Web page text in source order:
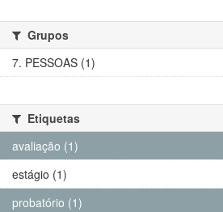
Grupos
7. PESSOAS (1)
Etiquetas
avaliação (1)
estágio (1)
probatório (1)